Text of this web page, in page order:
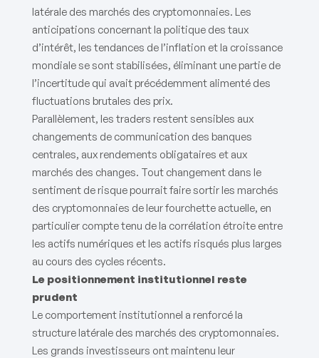
latérale des marchés des cryptomonnaies. Les
anticipations concernant la politique des taux
d’intérêt, les tendances de l’inflation et la croissance
mondiale se sont stabilisées, éliminant une partie de
l’incertitude qui avait précédemment alimenté des
fluctuations brutales des prix.
Parallèlement, les traders restent sensibles aux
changements de communication des banques
centrales, aux rendements obligataires et aux
marchés des changes. Tout changement dans le
sentiment de risque pourrait faire sortir les marchés
des cryptomonnaies de leur fourchette actuelle, en
particulier compte tenu de la corrélation étroite entre
les actifs numériques et les actifs risqués plus larges
au cours des cycles récents.
Le positionnement institutionnel reste
prudent
Le comportement institutionnel a renforcé la
structure latérale des marchés des cryptomonnaies.
Les grands investisseurs ont maintenu leur